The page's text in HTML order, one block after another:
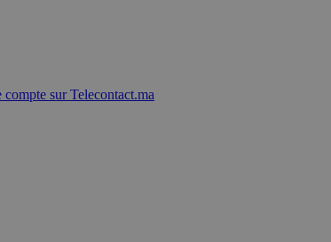
sur Telecontact.ma